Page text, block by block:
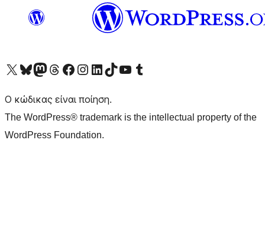
Visit our X (formerly Twitter) account
Visit our Bluesky account
Επισκεφθείτε τον λογαριασμό μας στο Mastodon
Visit our Threads account
Επισκεφτείτε τη σελίδα μας στο Facebook
Επισκεφθείτε τον λογαριασμό μας Instagram
Επισκεφθείτε τον λογαριασμό μας LinkedIn
Visit our TikTok account
Visit our YouTube channel
Visit our Tumblr account
Ο κώδικας είναι ποίηση.
The WordPress® trademark is the intellectual property of the
WordPress Foundation.